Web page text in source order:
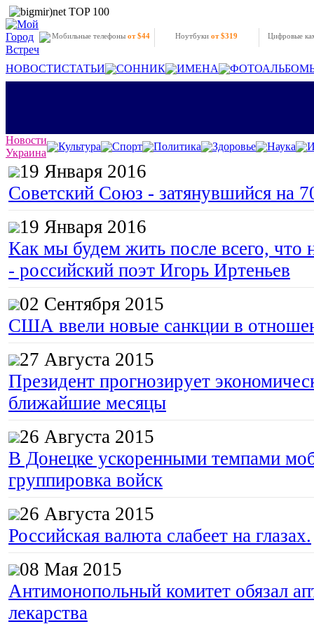
Мобильные телефоны от $44 Ноутбукиот $319 Цифровые
НОВОСТИСТАТЬИ СОННИК ИМЕНА
Новости
Украина
Культура Спорт Политика Здоровье Наука
19 Января 2016
Советский Союз - затянувшийся на
19 Января 2016
Как мы будем жить после всего, что
- российский поэт Игорь Иртеньев
02 Сентября 2015
США ввели новые санкции в
27 Августа 2015
Президент прогнозирует
ближайшие месяцы
26 Августа 2015
В Донецке ускоренными темпами
группировка войск
26 Августа 2015
Российская валюта слабеет на глазах.
08 Мая 2015
Антимонопольный комитет обязал
лекарства